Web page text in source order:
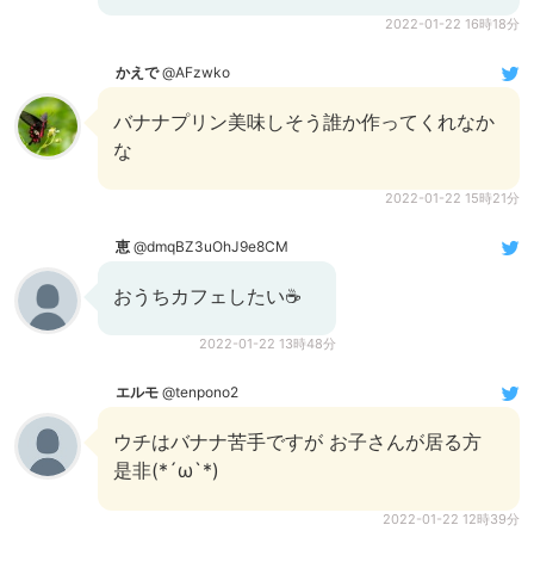
2022-01-22 16時18分
かえで@AFzwko
バナナプリン美味しそう誰か作ってくれなか
な
2022-01-22 15時21分
恵 @dmqBZ3uOhJ9e8CM
おうちカフェしたい☕️
2022-01-22 13時48分
エルモ @tenpono2
ウチはバナナ苦手ですが お子さんが居る方
是非(*´ω`*)
2022-01-22 12時39分